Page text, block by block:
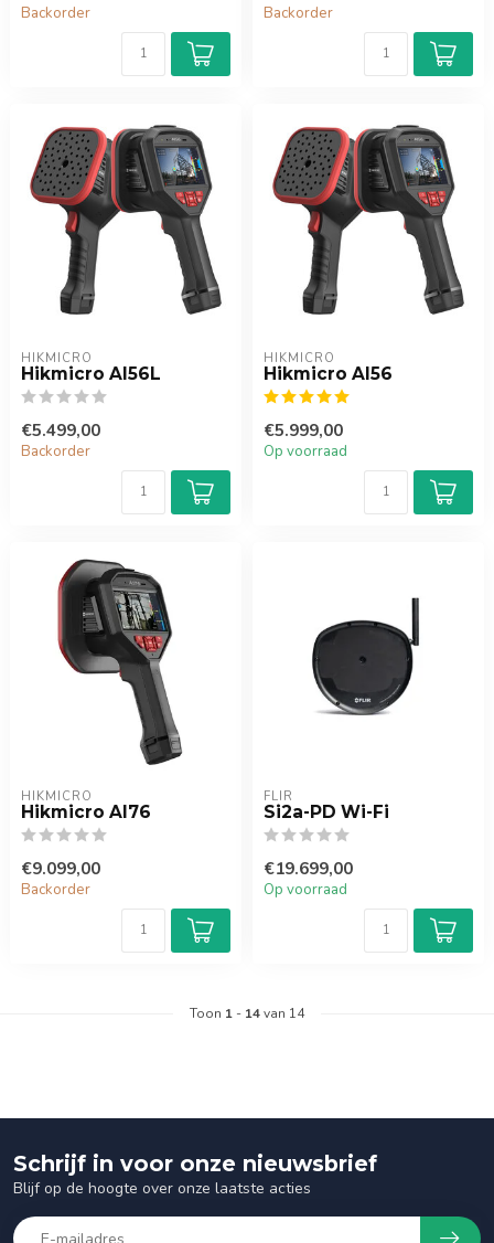
Backorder Backorder
HIKMICRO
Hikmicro AI56L
€5.499,00
Backorder
HIKMICRO
Hikmicro AI56
€5.999,00
Op voorraad
HIKMICRO
Hikmicro AI76
€9.099,00
Backorder
FLIR
Si2a-PD Wi-Fi
€19.699,00
Op voorraad
Toon 1 - 14van 14
Schrijf in voor onze nieuwsbrief
Blijf op de hoogte over onze laatste acties